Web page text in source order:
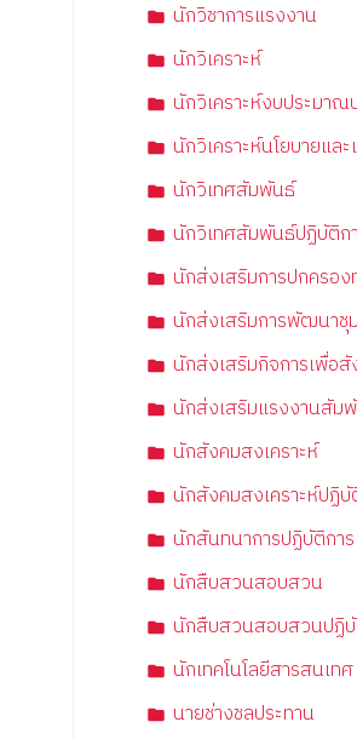
นักวิชาการแรงงาน
นักวิเคราะห์
นักวิเคราะห์งบประมา
นักวิเคราะห์นโยบายแล
นักวิเทศสัมพันธ์
นักวิเทศสัมพันธ์ปฏิบัติก
นักส่งเสริมการปกครอ
นักส่งเสริมการพัฒนาชุ
นักส่งเสริมกิจการเพื่อ
นักส่งเสริมแรงงานสัม
นักสังคมสงเคราะห์
นักสังคมสงเคราะห์ปฏิบั
นักสันทนาการปฏิบัติการ
นักสืบสวนสอบสวน
นักสืบสวนสอบสวนปฏิ
นักเทคโนโลยีสารสนเทศ
นายช่างชลประทาน